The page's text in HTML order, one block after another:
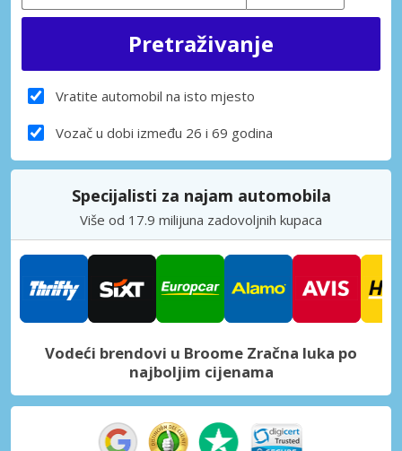
Vratite automobil na isto mjesto
Vozač u dobi između 26 i 69 godina
Specijalisti za najam automobila
Više od 17.9 milijuna zadovoljnih kupaca
Vodeći brendovi u Broome Zračna luka po
najboljim cijenama